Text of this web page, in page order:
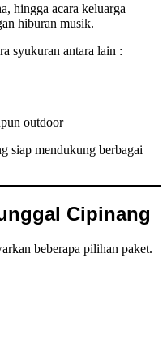
hingga acara keluarga
hiburan musik.
syukuran antara lain :
outdoor
siap mendukung berbagai
Cipinang
beberapa pilihan paket.